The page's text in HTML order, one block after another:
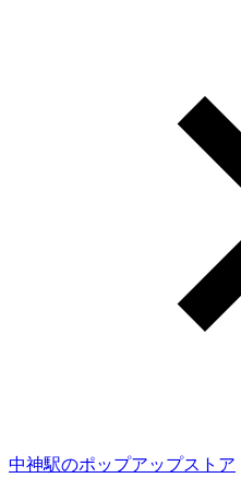
中神駅のポップアップストア